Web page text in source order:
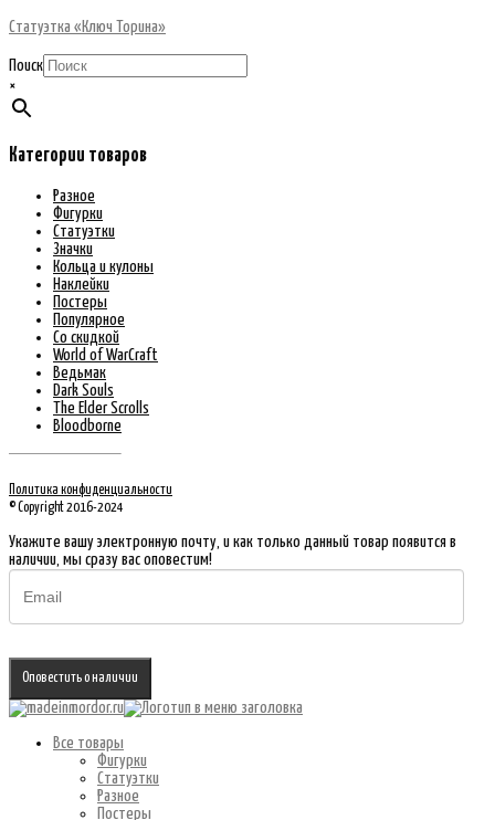
Статуэтка «Ключ Торина»
Поиск
×
Категории товаров
Разное
Фигурки
Статуэтки
Значки
Кольца и кулоны
Наклейки
Постеры
Популярное
Со скидкой
World of WarCraft
Ведьмак
Dark Souls
The Elder Scrolls
Bloodborne
Политика конфиденциальности
© Copyright 2016-2024
Укажите вашу электронную почту, и как только данный товар появится в
наличии, мы сразу вас оповестим!
Оповестить о наличии
Все товары
Фигурки
Статуэтки
Разное
Постеры